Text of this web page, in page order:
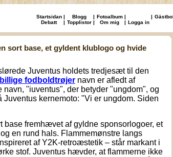
Startsidan | Blogg | Fotoalbum | |
Debatt
| Topplistor | Om mig | Logga in
sort base, et gyldent klublogo og hvide
Juventus holdets tredjesæt til den
billige fodboldtrøjer navn er afledt af
navn, "iuventus", der betyder "ungdom", og
Juventus kernemoto: "Vi er ungdom. Siden
base fremhævet af gyldne sponsorlogoer, et
en rund hals. Flammemønstre langs
af Y2K-retroæstetik – står markant i
stof. Juventus hævder, at flammerne ikke